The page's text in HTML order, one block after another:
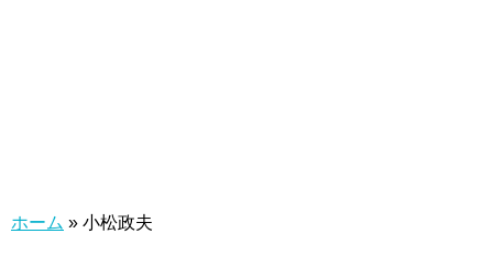
ホーム » 小松政夫